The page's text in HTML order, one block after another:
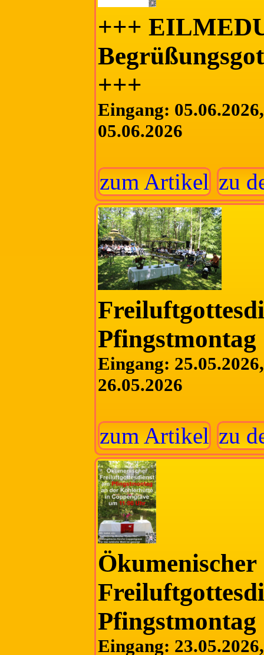
+++
+++
Eingang:
05.06.2026
zum Artikel zu
Pfingstmontag
Eingang:
26.05.2026
zum Artikel zu
Ökumenischer
Pfingstmontag
Eingang: